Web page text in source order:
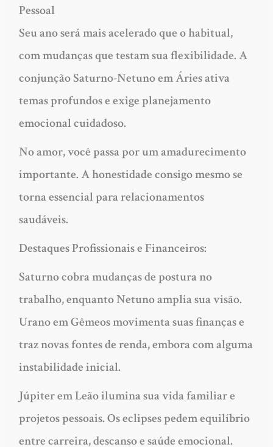
Pessoal
Seu ano será mais acelerado que o habitual,
com mudanças que testam sua flexibilidade. A
conjunção Saturno-Netuno em Áries ativa
temas profundos e exige planejamento
emocional cuidadoso.
No amor, você passa por um amadurecimento
importante. A honestidade consigo mesmo se
torna essencial para relacionamentos
saudáveis.
Destaques Profissionais e Financeiros:
Saturno cobra mudanças de postura no
trabalho, enquanto Netuno amplia sua visão.
Urano em Gêmeos movimenta suas finanças e
traz novas fontes de renda, embora com alguma
instabilidade inicial.
Júpiter em Leão ilumina sua vida familiar e
projetos pessoais. Os eclipses pedem equilíbrio
entre carreira, descanso e saúde emocional.